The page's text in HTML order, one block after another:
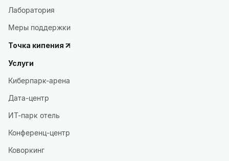
Лаборатория
Меры поддержки
Точка кипения
Услуги
Киберпарк-арена
Дата-центр
ИТ-парк отель
Конференц-центр
Коворкинг